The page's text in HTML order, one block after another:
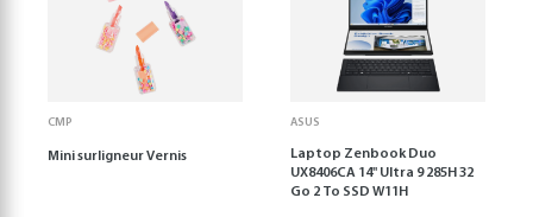
CMP
Mini surligneur Vernis
ASUS
Laptop Zenbook Duo
UX8406CA 14'' Ultra 9 285H 32
Go 2 To SSD W11H